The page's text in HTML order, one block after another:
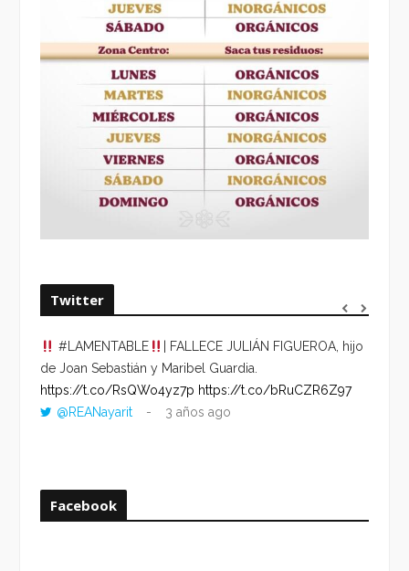
Twitter
#LAMENTABLE
| FALLECE JULIÁN FIGUEROA, hijo
de Joan Sebastián y Maribel Guardia.
https://t.co/RsQWo4yz7p https://t.co/bRuCZR6Z97
@REANayarit
3 años ago
Facebook